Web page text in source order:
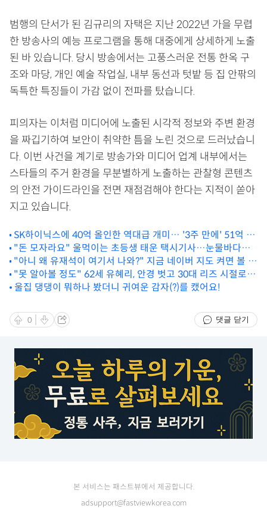
범행의 단서가 된 김규리의 자택은 지난 2022년 가을 무렵
한 방송사의 예능 프로그램을 통해 대중에게 상세하게 노출
된 바 있습니다. 당시 방송에서는 고풍스러운 전통 한옥 구
조와 마당, 개인 예술 작업실, 내부 동선과 텃밭 등 집 안팎의
독특한 특징들이 가감 없이 전파를 탔습니다.
피의자는 이처럼 미디어에 노출된 시각적 정보와 주변 환경
을 짜깁기하여 보안이 취약한 틈을 노린 것으로 드러났습니
다. 이번 사건을 계기로 방송가와 미디어 업계 내부에서는
스타들의 주거 환경을 무분별하게 노출하는 관찰형 콘텐츠
의 안전 가이드라인을 전면 재점검해야 한다는 지적이 쏟아
지고 있습니다.
SK하이닉스에 40억 올인한 역대급 개미… '3주 만에' 51억 대
박 터진 계좌 인증
"돈 모자라요" 울먹이는 초등생 태운 택시기사…눈물바다로
만든 말 한마디
"아니 왜 유재석이 여기서 나와?" 지금 네이버 지도 켜면 볼 수
있는 소름 돋는 화면
"못 알아볼 정도" 62세 유혜리, 안경 벗고 30대 리즈 시절로
회춘한 성형 정체
울집 댕댕이 뭐하나 봤더니 귀여운 감자(?)를 캤어요!
0 댓글 닫기
본 서비스는 패스트뷰에서 제공합니다.
adsupport@fastviewkorea.com